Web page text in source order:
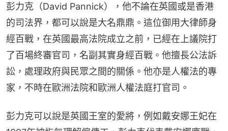
彭力克（David Pannick），他不論在英國或是香港
的司法界，都可以說是大名鼎鼎。這位御用大律師身
經百戰，在英國最高法院成立之前，已經在上議院打
了百場終審官司，名副其實身經百戰。他擅長公法訴
訟，處理政府與民眾之間的關係。他亦是人權法的專
家，不時在歐洲法院和歐洲人權法庭打官司。
彭力克可以說是英國王室的愛將，例如戴安娜王妃在